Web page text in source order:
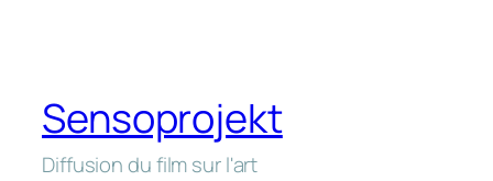
Sensoprojekt
Diffusion du film sur l'art